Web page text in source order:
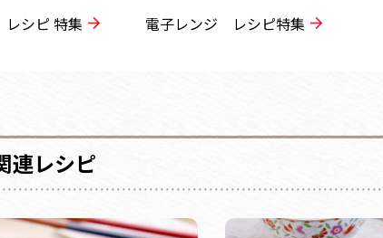
シピ 特集 電子レンジ レシピ特集
連レシピ